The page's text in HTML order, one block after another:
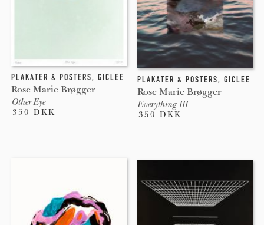
PLAKATER & POSTERS, GICLEE
Rose Marie Brøgger
Other Eye
350 DKK
PLAKATER & POSTERS, GICLEE
Rose Marie Brøgger
Everything III
350 DKK